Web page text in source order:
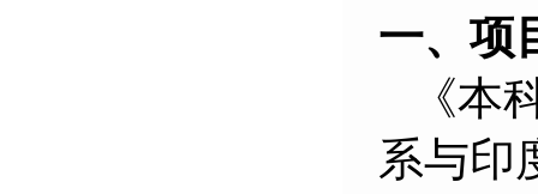
一、项
《本
系与印